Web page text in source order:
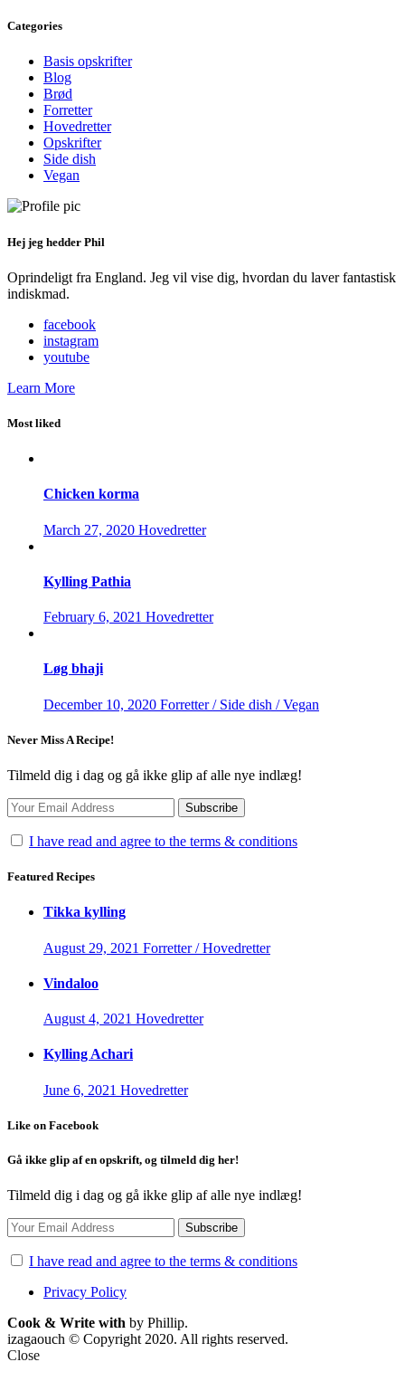
Categories
Basis opskrifter
Blog
Brød
Forretter
Hovedretter
Opskrifter
Side dish
Vegan
Hej jeg hedder Phil
Oprindeligt fra England. Jeg vil vise dig, hvordan du laver fantastisk
indiskmad.
facebook
instagram
youtube
Learn More
Most liked
Chicken korma
March 27, 2020 Hovedretter
Kylling Pathia
February 6, 2021 Hovedretter
Løg bhaji
December 10, 2020 Forretter / Side dish / Vegan
Never Miss A Recipe!
Tilmeld dig i dag og gå ikke glip af alle nye indlæg!
I have read and agree to the terms & conditions
Featured Recipes
Tikka kylling
August 29, 2021 Forretter / Hovedretter
Vindaloo
August 4, 2021 Hovedretter
Kylling Achari
June 6, 2021 Hovedretter
Like on Facebook
Gå ikke glip af en opskrift, og tilmeld dig her!
Tilmeld dig i dag og gå ikke glip af alle nye indlæg!
I have read and agree to the terms & conditions
Privacy Policy
Cook & Write with by Phillip.
izagaouch © Copyright 2020. All rights reserved.
Close